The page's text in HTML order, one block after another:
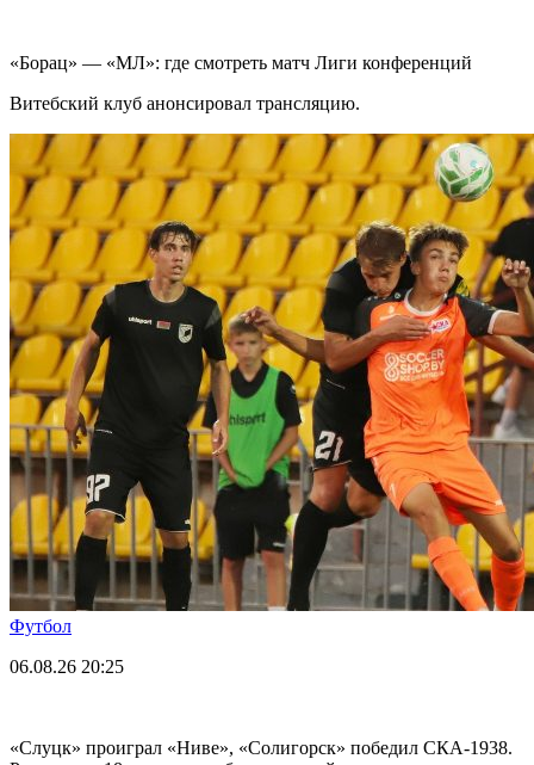
«Борац» — «МЛ»: где смотреть матч Лиги конференций
Витебский клуб анонсировал трансляцию.
Футбол
06.08.26 20:25
«Слуцк» проиграл «Ниве», «Солигорск» победил СКА-1938.